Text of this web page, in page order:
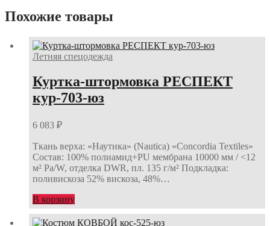
Похожие товары
Летняя спецодежда
Куртка-штормовка РЕСПЕКТ
кур-703-юз
6 083 ₽
Ткань верха: «Наутика» (Nautica) «Concordia Textiles»
Состав: 100% полиамид+PU мембрана 10000 мм / <12
м² Ра/W, отделка DWR, пл. 135 г/м² Подкладка:
поливискоза 52% вискоза, 48%…
В корзину